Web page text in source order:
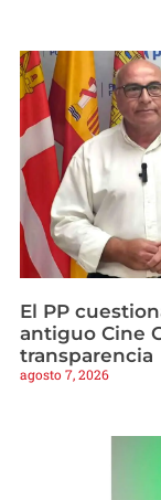
El PP
antiguo Cine
transparencia
agosto 7, 2026